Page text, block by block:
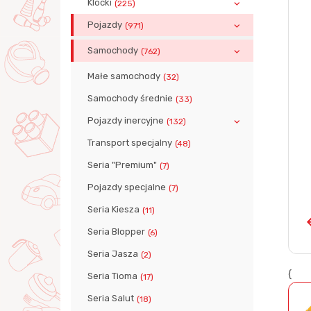
Klocki (225)
Pojazdy (971)
Samochody (762)
Małe samochody (32)
Samochody średnie (33)
Pojazdy inercyjne (132)
Transport specjalny (48)
Seria "Premium" (7)
Pojazdy specjalne (7)
Seria Kiesza (11)
Seria Blopper (6)
Seria Jasza (2)
Seria Tioma (17)
Seria Salut (18)
{